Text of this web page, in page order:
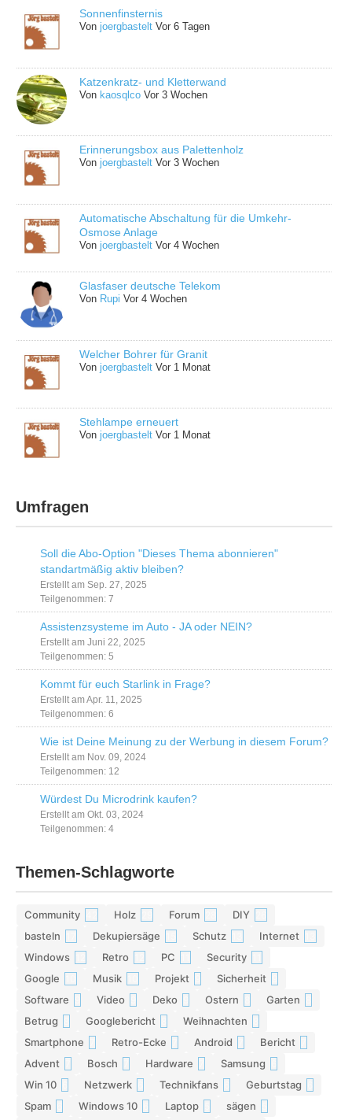
Sonnenfinsternis
Vonjoergbastelt Vor 6 Tagen
Katzenkratz- und Kletterwand
Vonkaosqlco Vor 3 Wochen
Erinnerungsbox aus Palettenholz
Vonjoergbastelt Vor 3 Wochen
Automatische Abschaltung für die Umkehr-
Osmose Anlage
Vonjoergbastelt Vor 4 Wochen
Glasfaser deutsche Telekom
Von Rupi Vor 4 Wochen
Welcher Bohrer für Granit
Vonjoergbastelt Vor 1 Monat
Stehlampe erneuert
Vonjoergbastelt Vor 1 Monat
Umfragen
Soll die Abo-Option "Dieses Thema abonnieren"
standartmäßig aktiv bleiben?
Erstellt am Sep. 27, 2025
Teilgenommen: 7
Assistenzsysteme im Auto - JA oder NEIN?
Erstellt am Juni 22, 2025
Teilgenommen: 5
Kommt für euch Starlink in Frage?
Erstellt am Apr. 11, 2025
Teilgenommen: 6
Wie ist Deine Meinung zu der Werbung in diesem Forum?
Erstellt am Nov. 09, 2024
Teilgenommen: 12
Würdest Du Microdrink kaufen?
Erstellt am Okt. 03, 2024
Teilgenommen: 4
Themen-Schlagworte
Community Holz Forum DIY
basteln Dekupiersäge Schutz Internet
Windows Retro PC Security
Google Musik Projekt Sicherheit
Software Video Deko Ostern Garten
Betrug Googlebericht Weihnachten
Smartphone Retro-Ecke Android Bericht
Advent Bosch Hardware Samsung
Win 10 Netzwerk Technikfans Geburtstag
Spam Windows 10 Laptop sägen